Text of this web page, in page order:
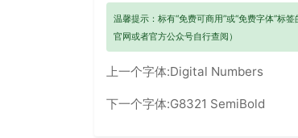
温馨提示：标有“免费可商用”或“免费字体”标
官网或者官方公众号自行查阅）
上一个字体:Digital Numbers
下一个字体:G8321 SemiBold